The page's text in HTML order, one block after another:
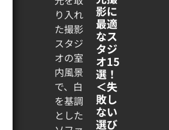
影に
最適
なス
タジ
オ15
選！
＜失
敗し
ない
選び